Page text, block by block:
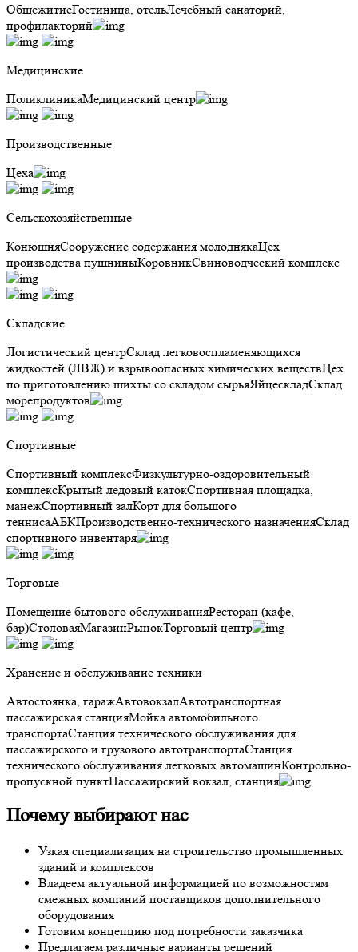
ОбщежитиеГостиница, отельЛечебный санаторий,
профилакторий
Медицинские
ПоликлиникаМедицинский центр
Производственные
Цеха
Сельскохозяйственные
КонюшняСооружение содержания молоднякаЦех
производства пушниныКоровникСвиноводческий комплекс
Складские
Логистический центрСклад легковоспламеняющихся
жидкостей (ЛВЖ) и взрывоопасных химических веществЦех
по приготовлению шихты со складом сырьяЯйцескладСклад
морепродуктов
Спортивные
Спортивный комплексФизкультурно-оздоровительный
комплексКрытый ледовый катокСпортивная площадка,
манежСпортивный залКорт для большого
теннисаАБКПроизводственно-технического назначенияСклад
спортивного инвентаря
Торговые
Помещение бытового обслуживанияРесторан (кафе,
бар)СтоловаяМагазинРынокТорговый центр
Хранение и обслуживание техники
Автостоянка, гаражАвтовокзалАвтотранспортная
пассажирская станцияМойка автомобильного
транспортаСтанция технического обслуживания для
пассажирского и грузового автотранспортаСтанция
технического обслуживания легковых автомашинКонтрольно-
пропускной пунктПассажирский вокзал, станция
Почему выбирают нас
Узкая специализация на строительство промышленных
зданий и комплексов
Владеем актуальной информацией по возможностям
смежных компаний поставщиков дополнительного
оборудования
Готовим концепцию под потребности заказчика
Предлагаем различные варианты решений